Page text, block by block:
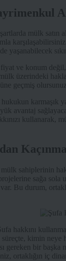
şartlarda mülk
yaşanabilecek
ve konum
üzerindeki
geçmiş olursunuz.
karmaşık
avantaj
kullanarak,
mülk sahiplerinin
sağa
Bu durum,
hakkını
kimin
gereken bir
ortaklığın iç